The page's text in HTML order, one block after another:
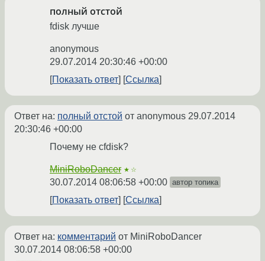
полный отстой
fdisk лучше
anonymous
29.07.2014 20:30:46 +00:00
Показать ответ
Ссылка
Ответ на: полный отстой от anonymous 29.07.2014
20:30:46 +00:00
Почему не cfdisk?
MiniRoboDancer ★☆
30.07.2014 08:06:58 +00:00 автор топика
Показать ответ Ссылка
Ответ на: комментарий от MiniRoboDancer
30.07.2014 08:06:58 +00:00